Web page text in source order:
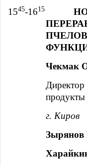
1545-1615
Чекмак
продукты
г. Киров
Зырянов